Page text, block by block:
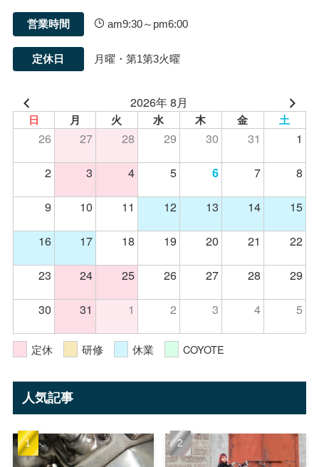
営業時間 am9:30～pm6:00
定休日 月曜・第1第3火曜
2026年 8月
日 月 火 水 木 金 土
26 27 28 29 30 31
1
2
3 4 5 6 7
8
9
10 11 12 13 14
15
16
17 18 19 20 21
22
23
24 25 26 27 28
29
30
31 1 2 3 4 5
定休 研修 休業 COYOTE
人気記事